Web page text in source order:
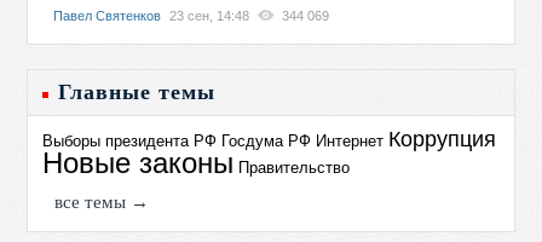
Павел Святенков 23 сен, 14:48 344 069
Главные темы
Выборы президента РФ Госдума РФ Интернет Коррупция
Новые законы Правительство
все темы →